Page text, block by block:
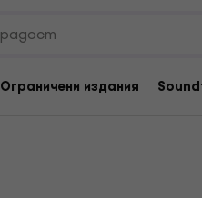
Ограничени издания